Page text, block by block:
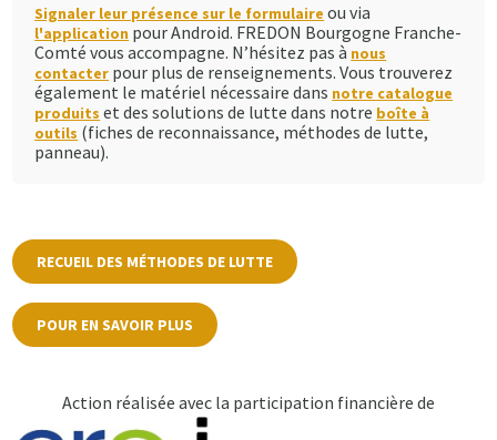
Signaler leur présence sur le formulaire ou via
l'application pour Android. FREDON Bourgogne Franche-
Comté vous accompagne. N’hésitez pas à nous
contacter pour plus de renseignements. Vous trouverez
également le matériel nécessaire dans notre catalogue
produits et des solutions de lutte dans notre boîte à
outils (fiches de reconnaissance, méthodes de lutte,
panneau).
RECUEIL DES MÉTHODES DE LUTTE
POUR EN SAVOIR PLUS
Action réalisée avec la participation financière de